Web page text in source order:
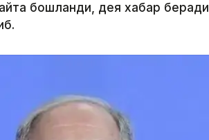
бошланди, дея хабар беради